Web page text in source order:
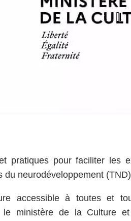
pratiques pour faciliter les
du neurodéveloppement
accessible à toutes et
le ministère de la Culture